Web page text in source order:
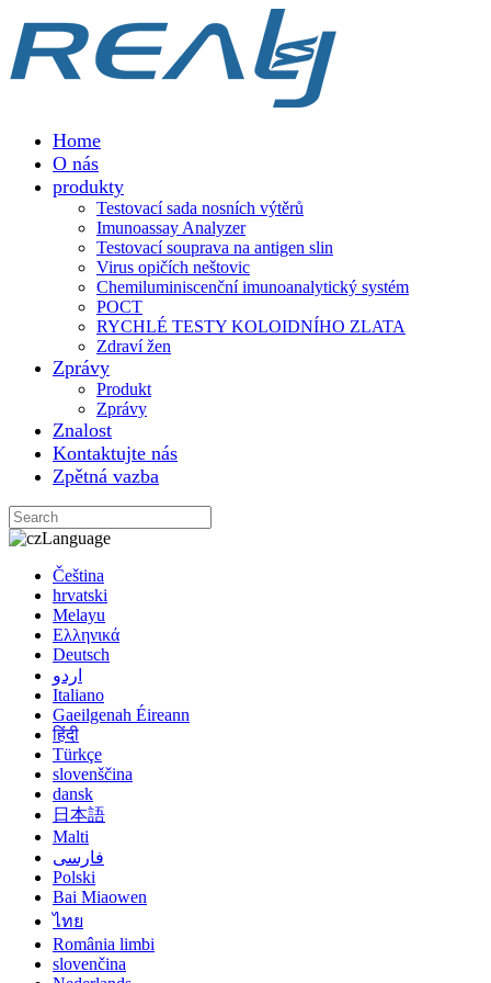
Home
O nás
produkty
Testovací sada nosních výtěrů
Imunoassay Analyzer
Testovací souprava na antigen slin
Virus opičích neštovic
Chemiluminiscenční imunoanalytický systém
POCT
RYCHLÉ TESTY KOLOIDNÍHO ZLATA
Zdraví žen
Zprávy
Produkt
Zprávy
Znalost
Kontaktujte nás
Zpětná vazba
Language
Čeština
hrvatski
Melayu
Ελληνικά
Deutsch
اردو
Italiano
Gaeilgenah Éireann
हिंदी
Türkçe
slovenščina
dansk
日本語
Malti
فارسی
Polski
Bai Miaowen
ไทย
România limbi
slovenčina